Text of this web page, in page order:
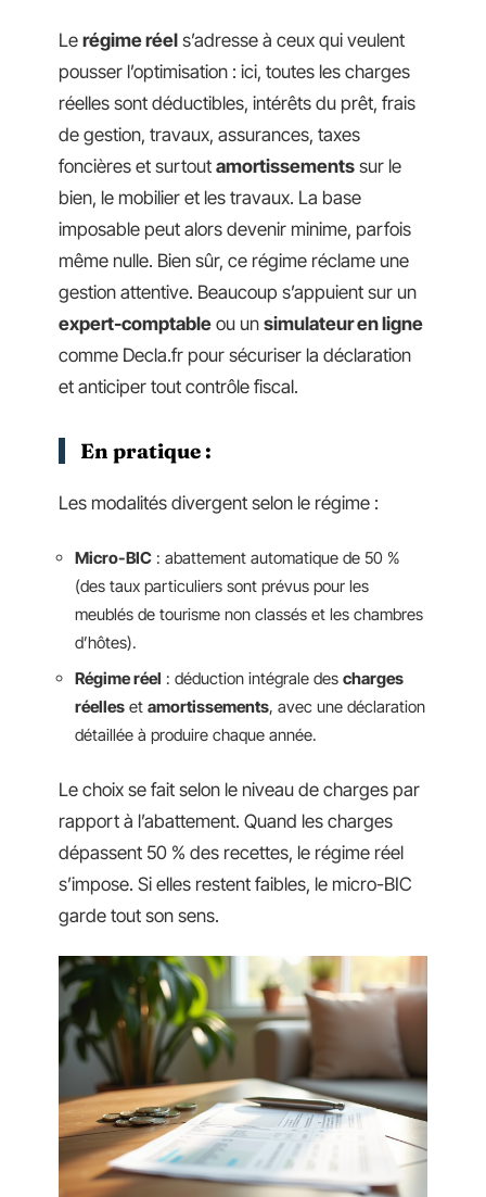
Le régime réel s’adresse à ceux qui veulent
pousser l’optimisation : ici, toutes les charges
réelles sont déductibles, intérêts du prêt, frais
de gestion, travaux, assurances, taxes
foncières et surtout amortissements sur le
bien, le mobilier et les travaux. La base
imposable peut alors devenir minime, parfois
même nulle. Bien sûr, ce régime réclame une
gestion attentive. Beaucoup s’appuient sur un
expert-comptable ou un simulateur en ligne
comme Decla.fr pour sécuriser la déclaration
et anticiper tout contrôle fiscal.
En pratique :
Les modalités divergent selon le régime :
Micro-BIC : abattement automatique de 50 %
(des taux particuliers sont prévus pour les
meublés de tourisme non classés et les chambres
d’hôtes).
Régime réel : déduction intégrale des charges
réelles et amortissements, avec une déclaration
détaillée à produire chaque année.
Le choix se fait selon le niveau de charges par
rapport à l’abattement. Quand les charges
dépassent 50 % des recettes, le régime réel
s’impose. Si elles restent faibles, le micro-BIC
garde tout son sens.